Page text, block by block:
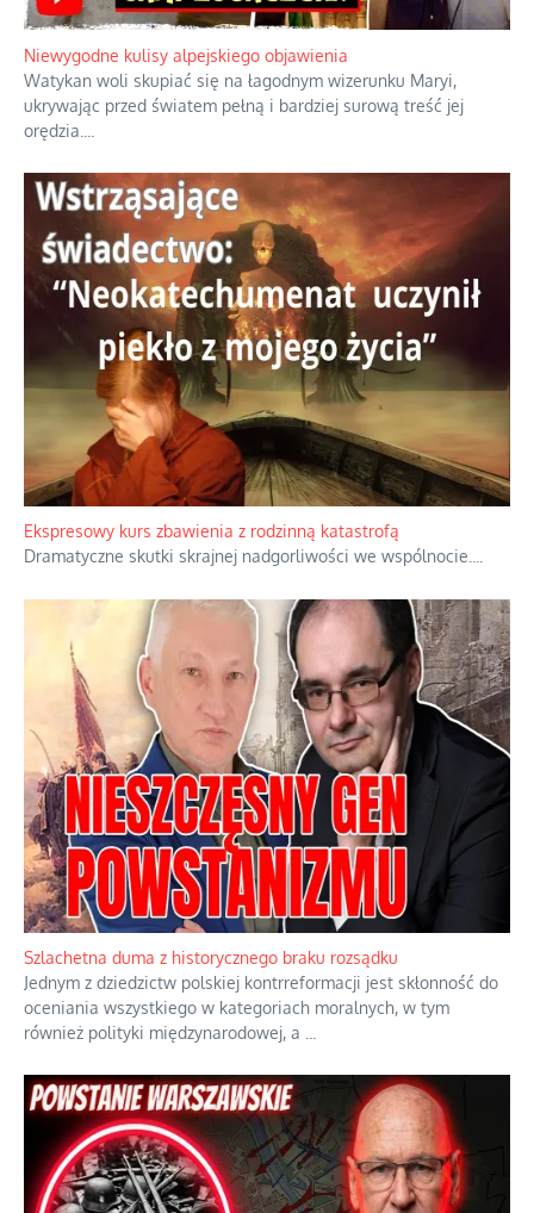
Niewygodne kulisy alpejskiego objawienia
Watykan woli skupiać się na łagodnym wizerunku Maryi,
ukrywając przed światem pełną i bardziej surową treść jej
orędzia.
Ekspresowy kurs zbawienia z rodzinną katastrofą
Dramatyczne skutki skrajnej nadgorliwości we wspólnocie.
Szlachetna duma z historycznego braku rozsądku
Jednym z dziedzictw polskiej kontrreformacji jest skłonność do
oceniania wszystkiego w kategoriach moralnych, w tym
również polityki międzynarodowej, a